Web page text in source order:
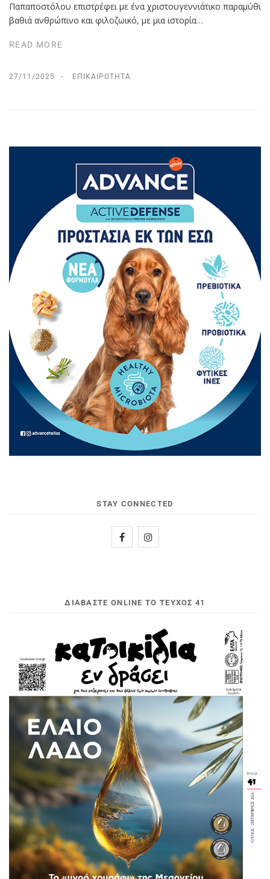
Παπαποστόλου επιστρέφει με ένα χριστουγεννιάτικο παραμύθι
βαθιά ανθρώπινο και φιλοζωικό, με μια ιστορία…
READ MORE
27/11/2025 ΕΠΙΚΑΙΡΌΤΗΤΑ
STAY CONNECTED
ΔΙΑΒΆΣΤΕ ONLINE ΤΟ ΤΕΎΧΟΣ 41